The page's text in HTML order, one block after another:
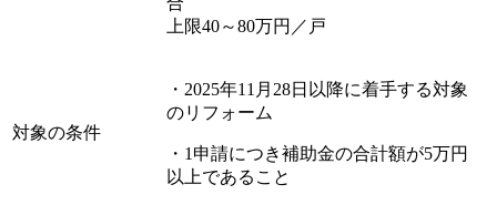
上限40～80万円／戸
対象の条件
・2025年11月28日以降に着手する対象
のリフォーム
・1申請につき補助金の合計額が5万円
以上であること